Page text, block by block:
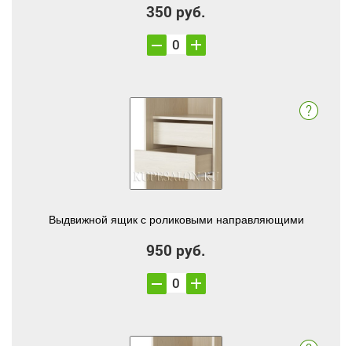
350 руб.
Выдвижной ящик с роликовыми направляющими
950 руб.